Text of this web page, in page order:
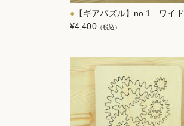
【ギアパズル】no.1 ワイド
¥4,400（税込）